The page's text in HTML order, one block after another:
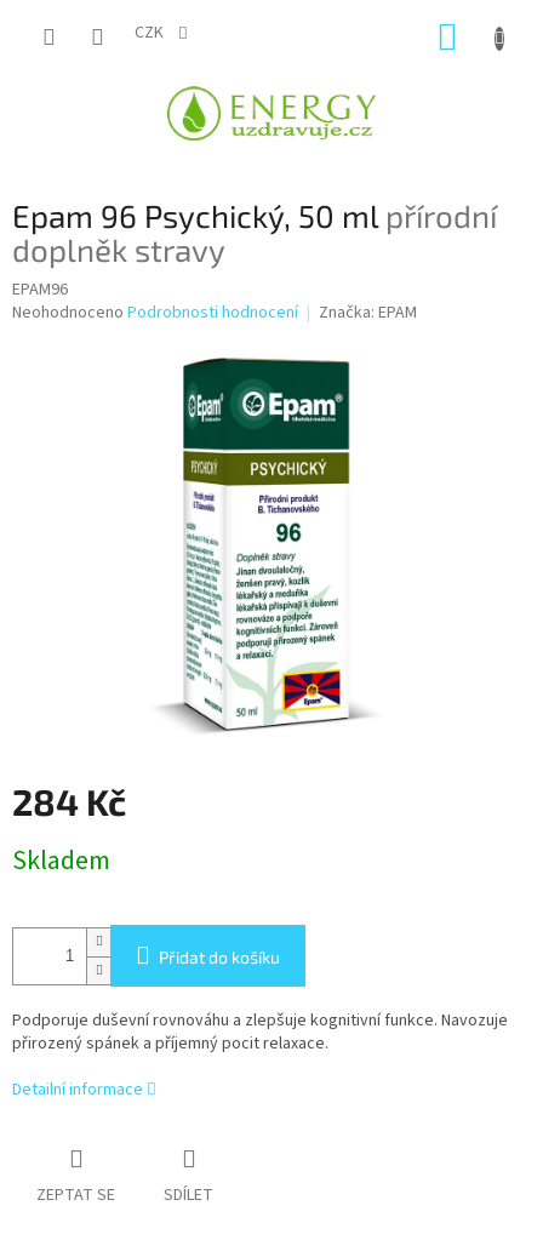
CZK
Epam 96 Psychický, 50 ml přírodní
doplněk stravy
EPAM96
Průměrné
Neohodnoceno Podrobnosti hodnocení Značka: EPAM
284 Kč
cena:
Skladem
Přidat do košíku
Podporuje duševní rovnováhu a zlepšuje kognitivní funkce. Navozuje
přirozený spánek a příjemný pocit relaxace.
Detailní informace
ZEPTAT SE SDÍLET